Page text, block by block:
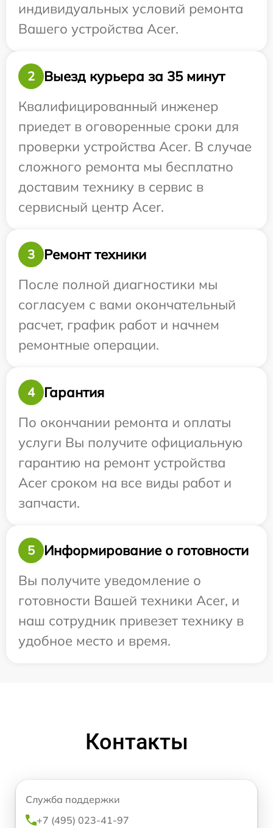
индивидуальных условий ремонта
Вашего устройства Acer.
2
Выезд курьера за 35 минут
Квалифицированный инженер
приедет в оговоренные сроки для
проверки устройства Acer. В случае
сложного ремонта мы бесплатно
доставим технику в сервис в
сервисный центр Acer.
3
Ремонт техники
После полной диагностики мы
согласуем с вами окончательный
расчет, график работ и начнем
ремонтные операции.
4
Гарантия
По окончании ремонта и оплаты
услуги Вы получите официальную
гарантию на ремонт устройства
Acer сроком на все виды работ и
запчасти.
5
Информирование о готовности
Вы получите уведомление о
готовности Вашей техники Acer, и
наш сотрудник привезет технику в
удобное место и время.
Контакты
Служба поддержки
+7 (495) 023-41-97